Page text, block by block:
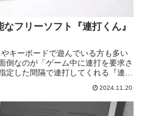
なフリーソフト『連打くん』
キーボードで遊んでいる方も多い
倒なのが「ゲーム中に連打を要求さ
定した間隔で連打してくれる『連打
2024.11.20